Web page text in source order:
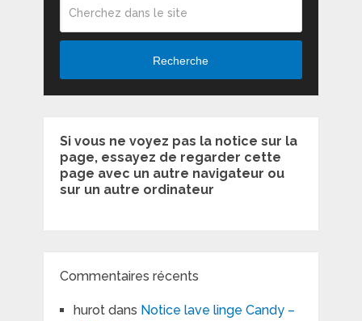
Recherche
Si vous ne voyez pas la notice sur la
page, essayez de regarder cette
page avec un autre navigateur ou
sur un autre ordinateur
Commentaires récents
hurotdans Notice lave linge Candy –